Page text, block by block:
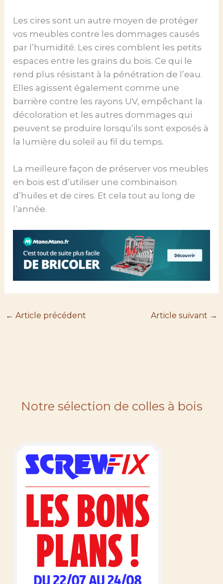
Les cires sont un autre moyen de protéger
vos meubles contre les dommages causés
par l’humidité. Les cires comblent les petits
espaces entre les grains du bois. Ce qui le
rend plus résistant à la pénétration de l’eau.
Elles agissent également comme une
barrière contre les rayons UV, empêchant la
décoloration et les autres dommages qui
peuvent se produire lorsqu’ils sont exposés à
la lumière du soleil au fil du temps.
La meilleure façon de préserver vos meubles
en bois est d’utiliser une combinaison
d’huiles et de cires. Et cela tout au long de
l’année.
← Article précédent Article suivant →
Notre sélection de colles à bois